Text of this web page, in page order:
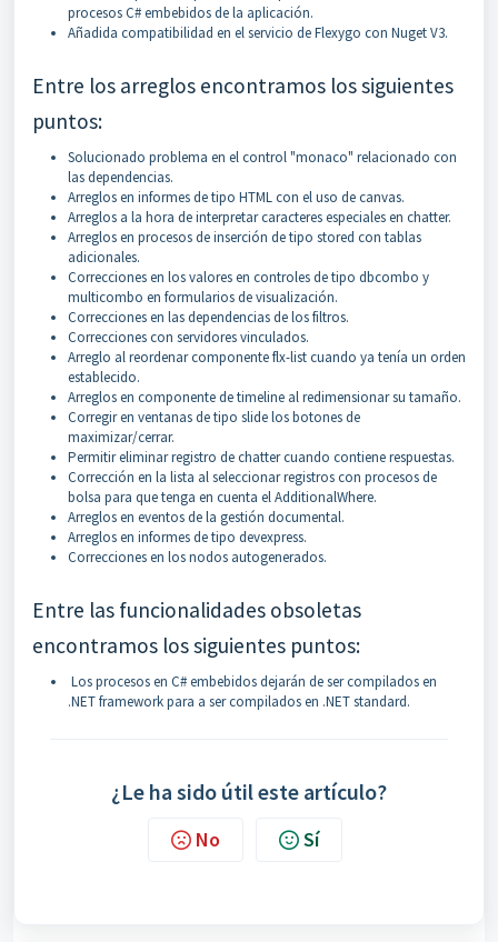
procesos C# embebidos de la aplicación.
Añadida compatibilidad en el servicio de Flexygo con Nuget V3.
Entre los arreglos encontramos los siguientes
puntos:
Solucionado problema en el control "monaco" relacionado con
las dependencias.
Arreglos en informes de tipo HTML con el uso de canvas.
Arreglos a la hora de interpretar caracteres especiales en chatter.
Arreglos en procesos de inserción de tipo stored con tablas
adicionales.
Correcciones en los valores en controles de tipo dbcombo y
multicombo en formularios de visualización.
Correcciones en las dependencias de los filtros.
Correcciones con servidores vinculados.
Arreglo al reordenar componente flx-list cuando ya tenía un orden
establecido.
Arreglos en componente de timeline al redimensionar su tamaño.
Corregir en ventanas de tipo slide los botones de
maximizar/cerrar.
Permitir eliminar registro de chatter cuando contiene respuestas.
Corrección en la lista al seleccionar registros con procesos de
bolsa para que tenga en cuenta el AdditionalWhere.
Arreglos en eventos de la gestión documental.
Arreglos en informes de tipo devexpress.
Correcciones en los nodos autogenerados.
Entre las funcionalidades obsoletas
encontramos los siguientes puntos:
Los procesos en C# embebidos dejarán de ser compilados en
.NET framework para a ser compilados en .NET standard.
¿Le ha sido útil este artículo?
No Sí